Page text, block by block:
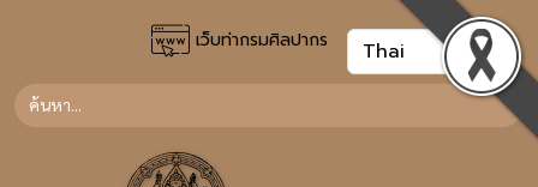
เว็บท่ากรมศิลปากร